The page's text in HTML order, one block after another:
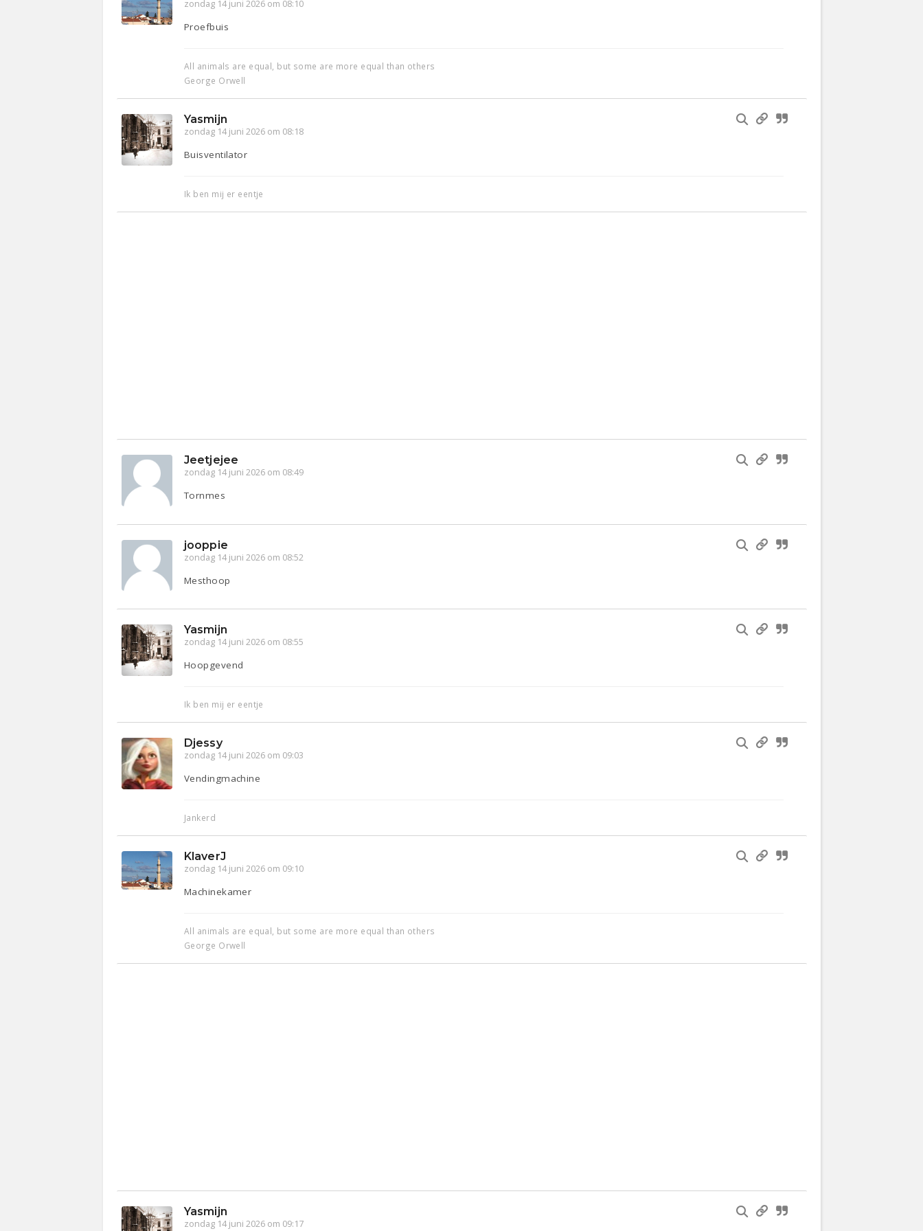
zondag 14 juni 2026 om 08:10
Proefbuis
All animals are equal, but some are more equal than others
George Orwell
Yasmijn
zondag 14 juni 2026 om 08:18
Buisventilator
Ik ben mij er eentje
Jeetjejee
zondag 14 juni 2026 om 08:49
Tornmes
jooppie
zondag 14 juni 2026 om 08:52
Mesthoop
Yasmijn
zondag 14 juni 2026 om 08:55
Hoopgevend
Ik ben mij er eentje
Djessy
zondag 14 juni 2026 om 09:03
Vendingmachine
Jankerd
KlaverJ
zondag 14 juni 2026 om 09:10
Machinekamer
All animals are equal, but some are more equal than others
George Orwell
Yasmijn
zondag 14 juni 2026 om 09:17